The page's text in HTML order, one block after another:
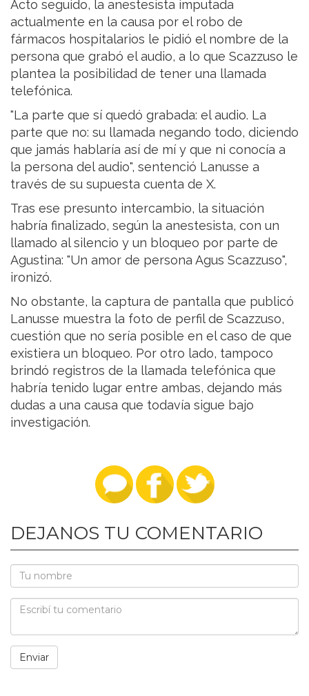
Acto seguido, la anestesista imputada
actualmente en la causa por el robo de
fármacos hospitalarios le pidió el nombre de la
persona que grabó el audio, a lo que Scazzuso le
plantea la posibilidad de tener una llamada
telefónica.
"La parte que sí quedó grabada: el audio. La
parte que no: su llamada negando todo, diciendo
que jamás hablaría así de mí y que ni conocía a
la persona del audio", sentenció Lanusse a
través de su supuesta cuenta de X.
Tras ese presunto intercambio, la situación
habría finalizado, según la anestesista, con un
llamado al silencio y un bloqueo por parte de
Agustina: "Un amor de persona Agus Scazzuso",
ironizó.
No obstante, la captura de pantalla que publicó
Lanusse muestra la foto de perfil de Scazzuso,
cuestión que no sería posible en el caso de que
existiera un bloqueo. Por otro lado, tampoco
brindó registros de la llamada telefónica que
habría tenido lugar entre ambas, dejando más
dudas a una causa que todavía sigue bajo
investigación.
DEJANOS TU COMENTARIO